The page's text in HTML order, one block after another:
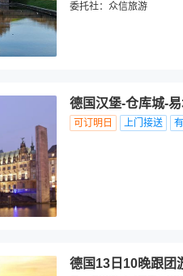
委托社： 众信旅游
德国汉堡-仓库城-
可订明日 上门接送
德国13日10晚跟团